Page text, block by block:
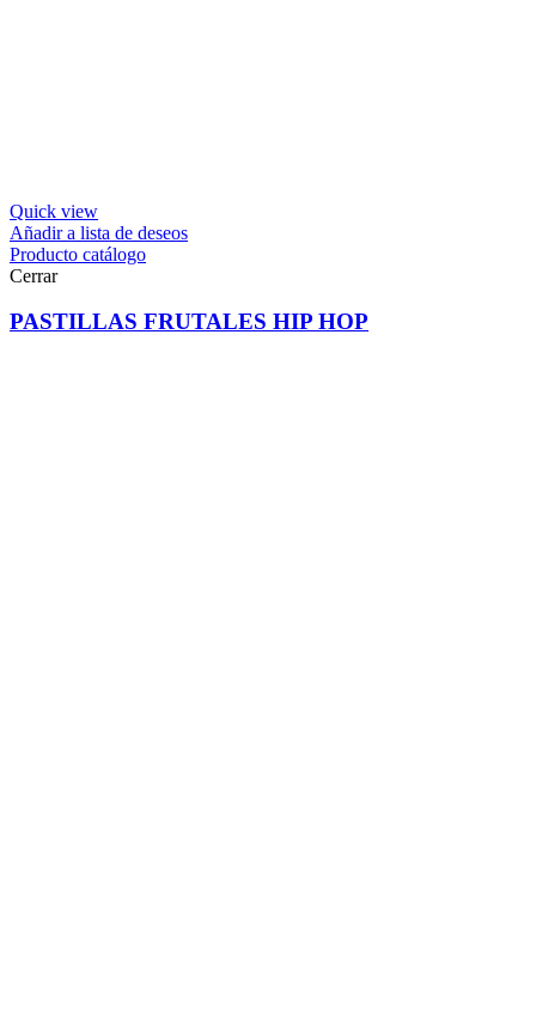
Quick view
Añadir a lista de deseos
Producto catálogo
Cerrar
PASTILLAS FRUTALES HIP HOP